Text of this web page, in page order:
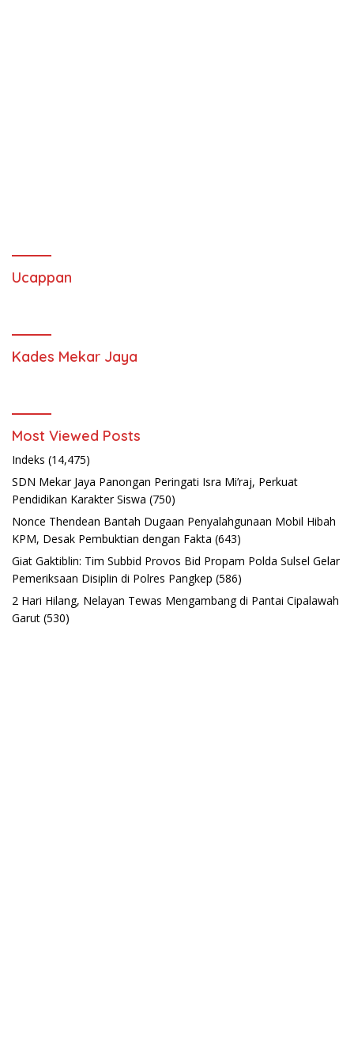
Ucappan
Kades Mekar Jaya
Most Viewed Posts
Indeks (14,475)
SDN Mekar Jaya Panongan Peringati Isra Mi’raj, Perkuat
Pendidikan Karakter Siswa (750)
Nonce Thendean Bantah Dugaan Penyalahgunaan Mobil Hibah
KPM, Desak Pembuktian dengan Fakta (643)
Giat Gaktiblin: Tim Subbid Provos Bid Propam Polda Sulsel Gelar
Pemeriksaan Disiplin di Polres Pangkep (586)
2 Hari Hilang, Nelayan Tewas Mengambang di Pantai Cipalawah
Garut (530)